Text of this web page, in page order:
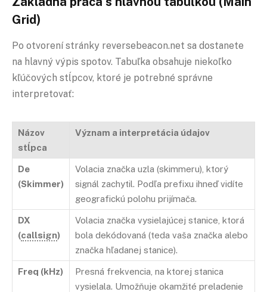
Grid)
Po otvorení stránky reversebeacon.net sa dostanete
na hlavný výpis spotov. Tabuľka obsahuje niekoľko
kľúčových stĺpcov, ktoré je potrebné správne
interpretovať:
Názov
stĺpca
Význam a interpretácia údajov
De
(Skimmer)
Volacia značka uzla (skimmeru), ktorý
signál zachytil. Podľa prefixu ihneď vidíte
geografickú polohu prijímača.
DX
(callsign)
Volacia značka vysielajúcej stanice, ktorá
bola dekódovaná (teda vaša značka alebo
značka hľadanej stanice).
Freq (kHz)
Presná frekvencia, na ktorej stanica
vysielala. Umožňuje okamžité preladenie